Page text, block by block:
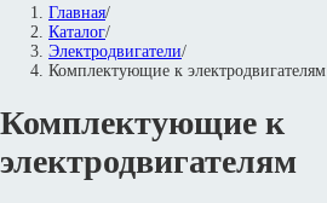
Главная/
Каталог/
Электродвигатели/
Комплектующие к электродвигателям
Комплектующие к
электродвигателям